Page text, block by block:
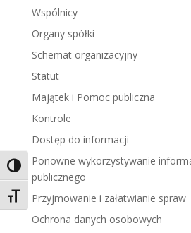
Toggle High Contrast
Toggle Font size
Wspólnicy
Organy spółki
Schemat organizacyjny
Statut
Majątek i Pomoc publiczna
Kontrole
Dostęp do informacji
Ponowne wykorzystywanie
publicznego
Przyjmowanie i załatwianie spraw
Ochrona danych osobowych